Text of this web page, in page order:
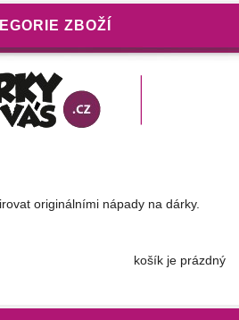
ZBOŽÍ
originálními nápady na dárky.
košík je prázdný